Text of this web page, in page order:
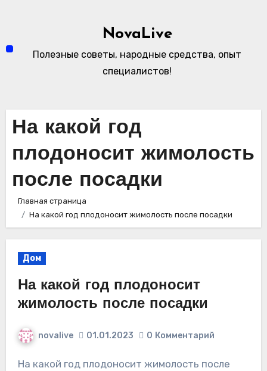
NovaLive
Полезные советы, народные средства, опыт
специалистов!
На какой год
плодоносит жимолость
после посадки
Главная страница
На какой год плодоносит жимолость после посадки
Дом
На какой год плодоносит
жимолость после посадки
novalive 01.01.2023 0 Комментарий
На какой год плодоносит жимолость после